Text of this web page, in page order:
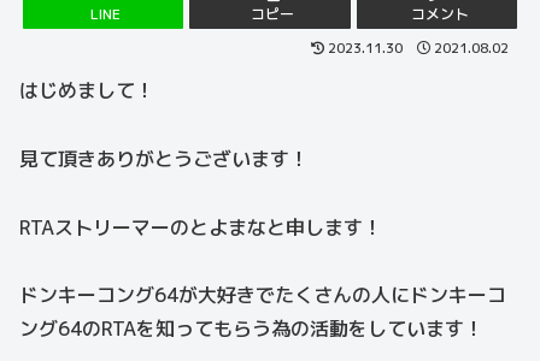
LINE コピー コメント
2023.11.30 2021.08.02
はじめまして！
見て頂きありがとうございます！
RTAストリーマーのとよまなと申します！
ドンキーコング64が大好きでたくさんの人にドンキーコ
ング64のRTAを知ってもらう為の活動をしています！